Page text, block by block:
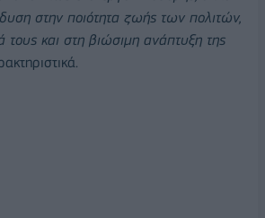
στην ποιότητα ζωής των πολιτών,
τους και στη βιώσιμη ανάπτυξη της